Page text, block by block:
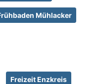
Mühlacker
Freizeit Enzkreis